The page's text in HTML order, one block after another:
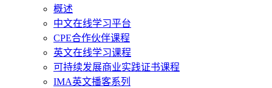
概述
中文在线学习平台
CPE合作伙伴课程
英文在线学习课程
可持续发展商业实践证书课程
IMA英文播客系列